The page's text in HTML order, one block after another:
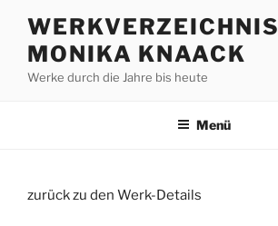
Inhalt
springen
WERKVERZEICHNIS
MONIKA KNAACK
Werke durch die Jahre bis heute
Menü
zurück zu den Werk-Details